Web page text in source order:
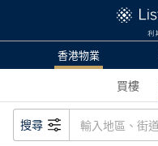
香港物業
買樓
搜尋